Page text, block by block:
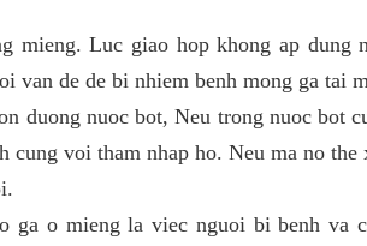
mieng. Luc giao hop khong ap dung
van de de bi nhiem benh mong ga tai
duong nuoc bot, Neu trong nuoc bot
voi tham nhap ho. Neu ma no the
ga o mieng la viec nguoi bi benh va